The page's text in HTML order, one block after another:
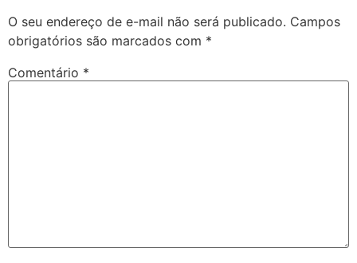
O seu endereço de e-mail não será publicado. Campos
obrigatórios são marcados com *
Comentário *